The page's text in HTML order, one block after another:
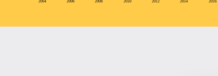
2004 2006 2008 2010 2012 2014 2016